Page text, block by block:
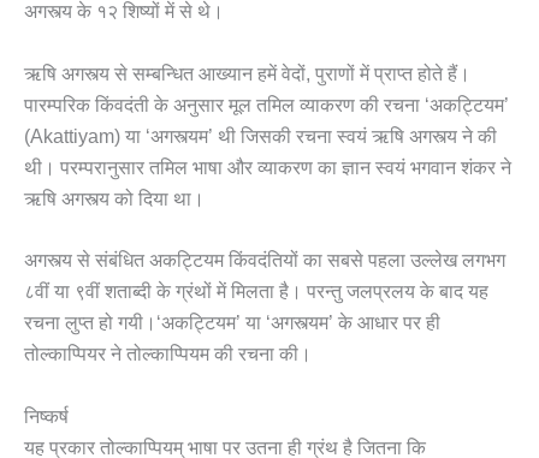
अगस्त्य के १२ शिष्यों में से थे।
ऋषि अगस्त्य से सम्बन्धित आख्यान हमें वेदों, पुराणों में प्राप्त होते हैं।
पारम्परिक किंवदंती के अनुसार मूल तमिल व्याकरण की रचना ‘अकट्टियम’
(Akattiyam) या ‘अगस्त्यम’ थी जिसकी रचना स्वयं ऋषि अगस्त्य ने की
थी। परम्परानुसार तमिल भाषा और व्याकरण का ज्ञान स्वयं भगवान शंकर ने
ऋषि अगस्त्य को दिया था।
अगस्त्य से संबंधित अकट्टियम किंवदंतियों का सबसे पहला उल्लेख लगभग
८वीं या ९वीं शताब्दी के ग्रंथों में मिलता है। परन्तु जलप्रलय के बाद यह
रचना लुप्त हो गयी।‘अकट्टियम’ या ‘अगस्त्यम’ के आधार पर ही
तोल्काप्पियर ने तोल्काप्पियम की रचना की।
निष्कर्ष
यह प्रकार तोल्काप्पियम् भाषा पर उतना ही ग्रंथ है जितना कि